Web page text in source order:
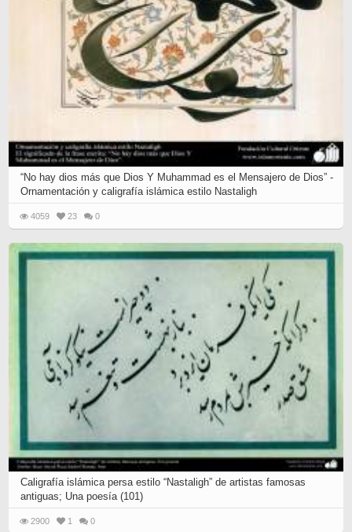
“No hay dios más que Dios Y Muhammad es el Mensajero de Dios” -
Ornamentación y caligrafía islámica estilo Nastaligh
4059 23 0
Caligrafía islámica persa estilo “Nastaligh” de artistas famosas
antiguas; Una poesía (101)
2900 1 0